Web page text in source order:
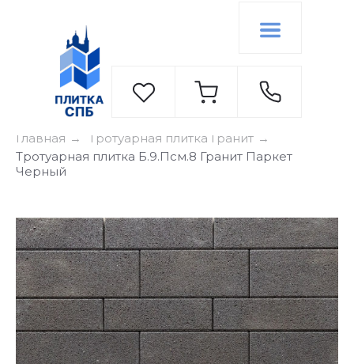
Главная → Тротуарная плитка Гранит →
Тротуарная плитка Б.9.Псм.8 Гранит Паркет
Черный